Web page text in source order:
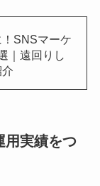
SNSマーケ
｜遠回りし
用実績をつ